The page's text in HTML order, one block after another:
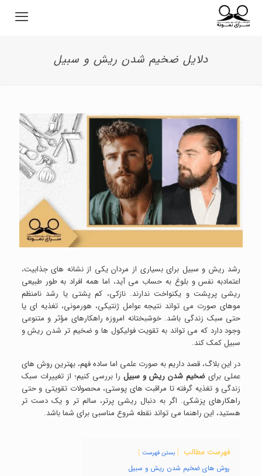
دلایل ضخیم شدن ریش و سبیل
رشد ریش و سبیل برای بسیاری از مردان یکی از نشانه های جذابیت،
اعتمادبه نفس و بلوغ به حساب می آید، اما همه افراد به طور طبیعی
ریشی پرپشت و یکنواخت ندارند. نازکی، کم پشتی یا رشد نامنظم
موهای صورت می تواند نتیجه عوامل ژنتیکی، هورمونی، تغذیه ای یا
حتی سبک زندگی باشد. خوشبختانه امروزه راهکارهای مؤثر و متنوعی
وجود دارد که می تواند به تقویت فولیکول ها و ضخیم تر شدن ریش و
سبیل کمک کند.
در این بلاگ، قصد داریم به صورت علمی اما ساده فهم، بهترین روش های
عملی برای ضخیم شدن ریش و سبیل را بررسی کنیم؛ از تغییرات سبک
زندگی و تغذیه گرفته تا مراقبت های پوستی، محصولات تقویتی و حتی
راهکارهای پزشکی. اگر به دنبال ریشی پرتر، سالم تر و یک دست تر
هستید، این راهنما می تواند نقطه شروع مناسبی برای شما باشد.
فهرست مطالب بستن فهرست
روش های ضخیم شدن ریش و سبیل